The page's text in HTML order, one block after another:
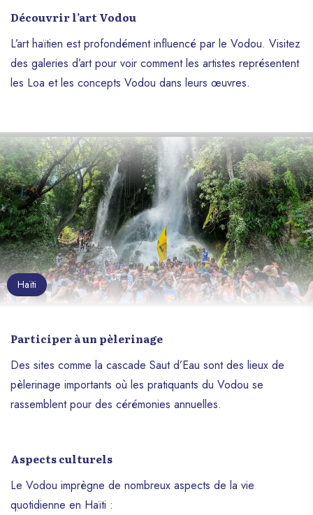
Découvrir l’art Vodou
L’art haïtien est profondément influencé par le Vodou. Visitez
des galeries d’art pour voir comment les artistes représentent
les Loa et les concepts Vodou dans leurs œuvres.
Haïti
Participer à un pèlerinage
Des sites comme la cascade Saut d’Eau sont des lieux de
pèlerinage importants où les pratiquants du Vodou se
rassemblent pour des cérémonies annuelles.
Aspects culturels
Le Vodou imprègne de nombreux aspects de la vie
quotidienne en Haïti :